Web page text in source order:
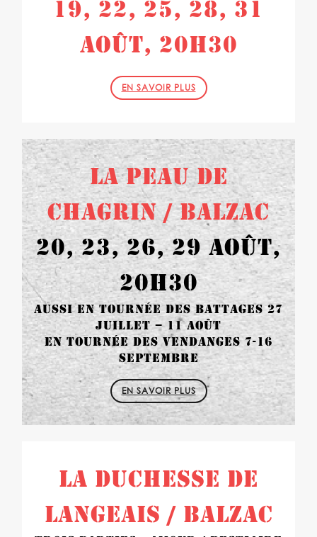
19, 22, 25, 28, 31
AOÛT, 20H30
EN SAVOIR PLUS
LA PEAU DE
CHAGRIN / BALZAC
20, 23, 26, 29 AOÛT,
20H30
AUSSI EN TOURNÉE DES BATTAGES 27
JUILLET – 11 AOÛT
EN TOURNÉE DES VENDANGES 7-16
SEPTEMBRE
EN SAVOIR PLUS
LA DUCHESSE DE
LANGEAIS / BALZAC